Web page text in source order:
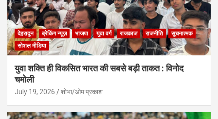
देहरादून ब्रेकिंग न्यूज़ भाजपा युवा वर्ग राजकाज राजनीति
सूचनात्मक
सोशल मीडिया
युवा शक्ति ही विकसित भारत की सबसे बड़ी ताकत : विनोद
चमोली
July 19, 2026 शोभा/ओम प्रकाश